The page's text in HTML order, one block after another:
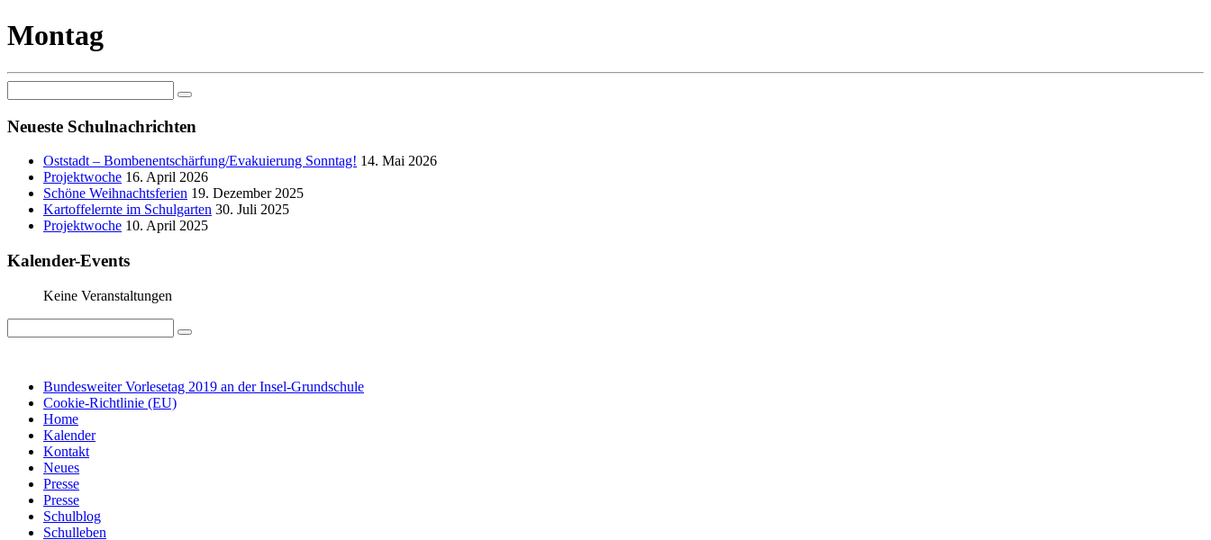
Montag
Neueste Schulnachrichten
Oststadt – Bombenentschärfung/Evakuierung Sonntag! 14. Mai 2026
Projektwoche 16. April 2026
Schöne Weihnachtsferien 19. Dezember 2025
Kartoffelernte im Schulgarten 30. Juli 2025
Projektwoche 10. April 2025
Kalender-Events
Keine Veranstaltungen
Bundesweiter Vorlesetag 2019 an der Insel-Grundschule
Cookie-Richtlinie (EU)
Home
Kalender
Kontakt
Neues
Presse
Presse
Schulblog
Schulleben